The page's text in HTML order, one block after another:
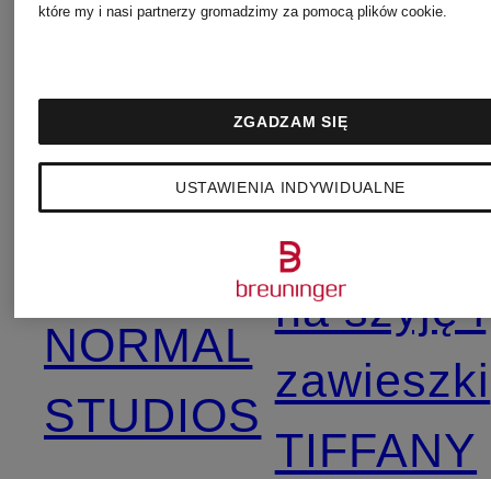
Odzież
oui
Odzież
NORMAL
STUDIOS
TOD'S
na szyję i
zawieszki
TIFFANY
które my i nasi partnerzy gromadzimy za pomocą plików cookie.
USTAWIENIA INDYWIDUALNE
ZGADZAM SIĘ